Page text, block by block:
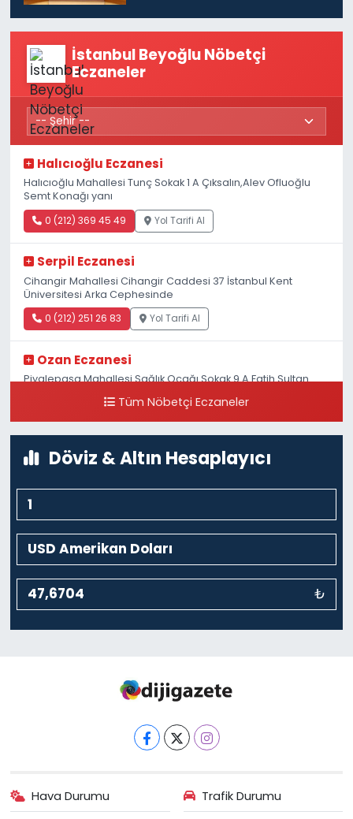
çıkardık”
İstanbul Beyoğlu Nöbetçi
Eczaneler
Halıcıoğlu Eczanesi
Halıcıoğlu Mahallesi Tunç Sokak 1 A Çıksalın,Alev Ofluoğlu
Semt Konağı yanı
0 (212) 369 45 49 Yol Tarifi Al
Serpil Eczanesi
Cihangir Mahallesi Cihangir Caddesi 37 İstanbul Kent
Üniversitesi Arka Cephesinde
0 (212) 251 26 83 Yol Tarifi Al
Ozan Eczanesi
Piyalepaşa Mahallesi Sağlık Ocağı Sokak 9 A Fatih Sultan
Tüm Nöbetçi Eczaneler
Döviz & Altın Hesaplayıcı
₺
Hava Durumu Trafik Durumu